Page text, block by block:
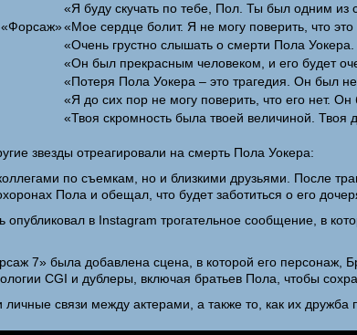
«Я буду скучать по тебе, Пол. Ты был одним из
«Форсаж»«Мое сердце болит. Я не могу поверить, что
«Очень грустно слышать о смерти Пола
«Он был прекрасным человеком, и его будет
«Потеря Пола Уокера – это трагедия. Он был
«Я до сих пор не могу поверить, что его нет.
«Твоя скромность была твоей величиной. Твоя
звезды отреагировали на смерть Пола Уокера:
по съемкам, но и близкими друзьями. После
Пола и обещал, что будет заботиться о его
в Instagram трогательное сообщение, в
7» была добавлена сцена, в которой его персонаж,
CGI и дублеры, включая братьев Пола, чтобы
связи между актерами, а также то, как их дружба